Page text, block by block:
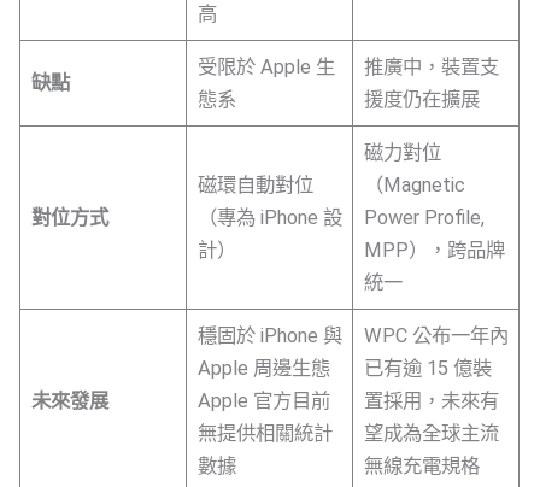
高
缺點
受限於 Apple 生
態系
推廣中，裝置支
援度仍在擴展
對位方式
磁環自動對位
（專為 iPhone 設
計）
磁力對位
（Magnetic
Power Profile,
MPP），跨品牌
統一
未來發展
穩固於 iPhone 與
Apple 周邊生態
Apple 官方目前
無提供相關統計
數據
WPC 公布一年內
已有逾 15 億裝
置採用，未來有
望成為全球主流
無線充電規格